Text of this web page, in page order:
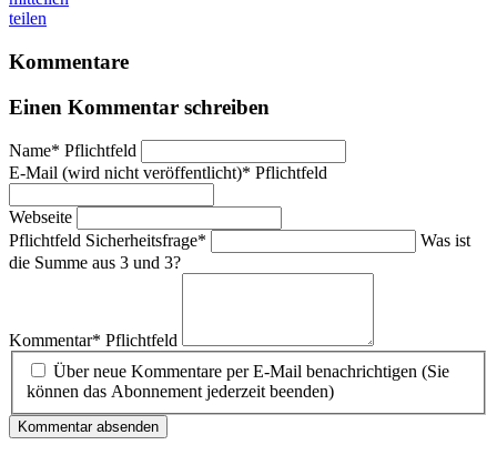
teilen
Kommentare
Einen Kommentar schreiben
Name* Pflichtfeld
E-Mail (wird nicht veröffentlicht)* Pflichtfeld
Webseite
Pflichtfeld Sicherheitsfrage*
Was ist
die Summe aus 3 und 3?
Kommentar* Pflichtfeld
Über neue Kommentare per E-Mail benachrichtigen (Sie
können das Abonnement jederzeit beenden)
Kommentar absenden